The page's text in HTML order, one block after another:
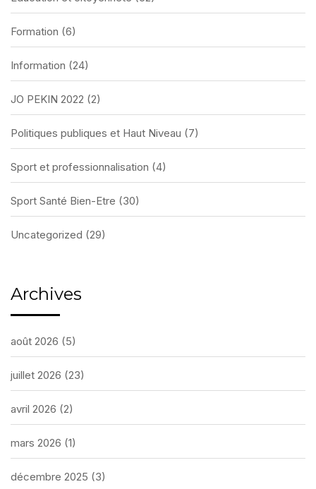
Formation (6)
Information (24)
JO PEKIN 2022 (2)
Politiques publiques et Haut Niveau (7)
Sport et professionnalisation (4)
Sport Santé Bien-Etre (30)
Uncategorized (29)
Archives
août 2026 (5)
juillet 2026 (23)
avril 2026 (2)
mars 2026 (1)
décembre 2025 (3)